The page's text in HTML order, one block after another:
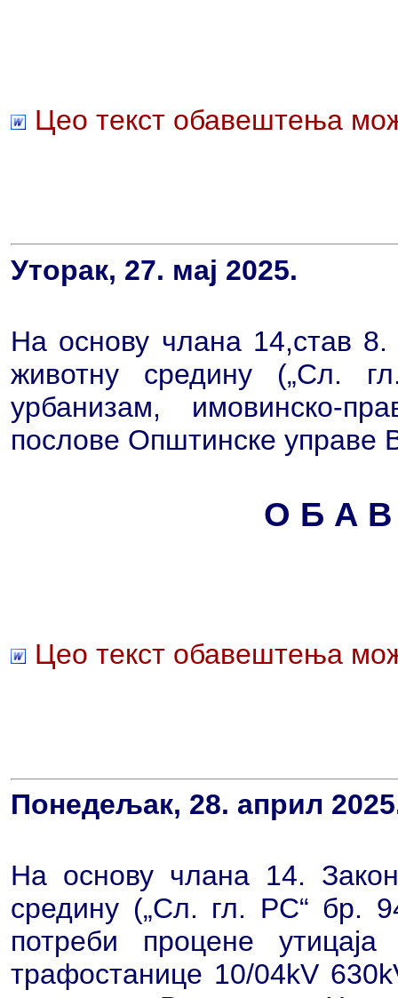
Цео текст обавештења
Уторак, 27. мај 2025.
На основу члана 14,став
животну средину („Сл.
урбанизам, имовинско-
послове Општинске управе
О Б А
Цео текст обавештења
Понедељак, 28. април
На основу члана 14.
средину („Сл. гл. РС“ бр.
потреби процене
трафостанице 10/04kV